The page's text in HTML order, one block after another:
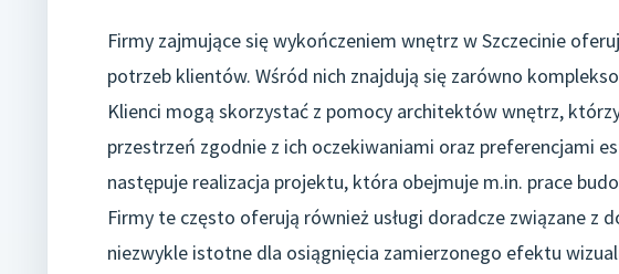
Firmy zajmujące się wykończeniem wnętrz w Szczecinie
potrzeb klientów. Wśród nich znajdują się zarówno
Klienci mogą skorzystać z pomocy architektów wnętrz,
przestrzeń zgodnie z ich oczekiwaniami oraz preferencjami
następuje realizacja projektu, która obejmuje m.in. prace
Firmy te często oferują również usługi doradcze związane z
niezwykle istotne dla osiągnięcia zamierzonego efektu